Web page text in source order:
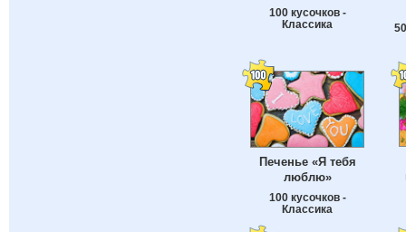
100 кусочков -
Классика
Печенье «Я тебя
люблю»
100 кусочков -
Классика